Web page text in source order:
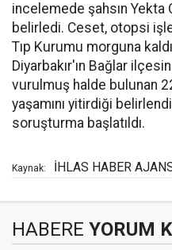
incelemede şahsın
belirledi. Ceset, otopsi
Tıp Kurumu morguna
Diyarbakır'ın Bağlar
vurulmuş halde bulunan
yaşamını yitirdiği
soruşturma başlatıldı.
Kaynak: İHLAS HABER
HABERE YORUM